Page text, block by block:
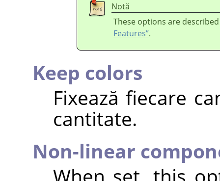
Notă
These options are
Features”.
Keep colors
Fixează fiecare
cantitate.
Non-linear